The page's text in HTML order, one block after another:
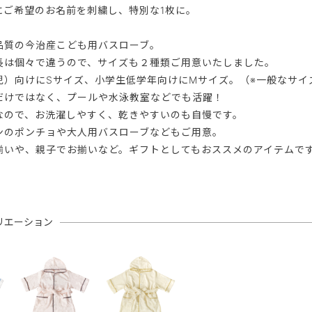
希望のお名前を刺繍し、特別な1枚に。
の今治産こども用バスローブ。
個々で違うので、サイズも２種類ご用意いたしました。
）向けにSサイズ、小学生低学年向けにMサイズ。（※一般なサイ
ではなく、プールや水泳教室などでも活躍！
で、お洗濯しやすく、乾きやすいのも自慢です。
ポンチョや大人用バスローブなどもご用意。
や、親子でお揃いなど。ギフトとしてもおススメのアイテムです
エーション